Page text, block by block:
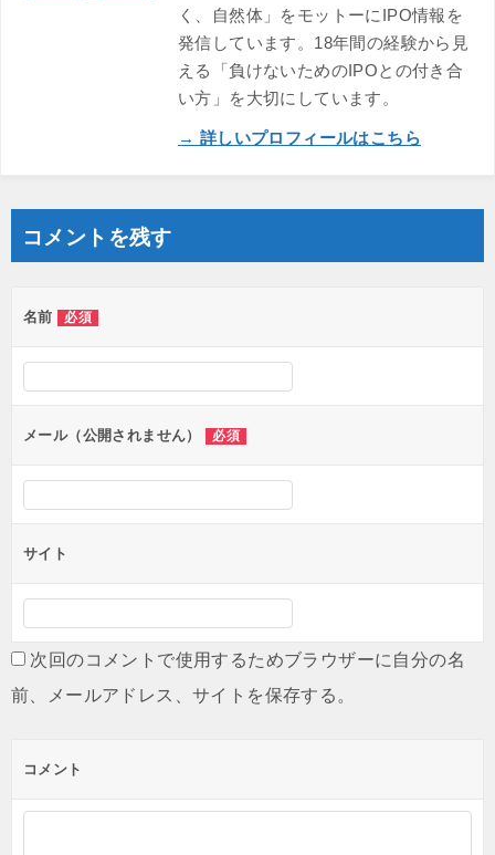
く、自然体」をモットーにIPO情報を
発信しています。18年間の経験から見
える「負けないためのIPOとの付き合
い方」を大切にしています。
→ 詳しいプロフィールはこちら
コメントを残す
名前 必須
メール（公開されません） 必須
サイト
次回のコメントで使用するためブラウザーに自分の名
前、メールアドレス、サイトを保存する。
コメント